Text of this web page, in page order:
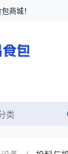
商城！
类